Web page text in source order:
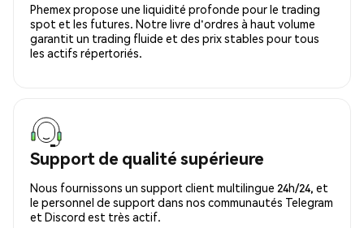
Phemex propose une liquidité profonde pour le trading
spot et les futures. Notre livre d'ordres à haut volume
garantit un trading fluide et des prix stables pour tous
les actifs répertoriés.
Support de qualité supérieure
Nous fournissons un support client multilingue 24h/24, et
le personnel de support dans nos communautés Telegram
et Discord est très actif.